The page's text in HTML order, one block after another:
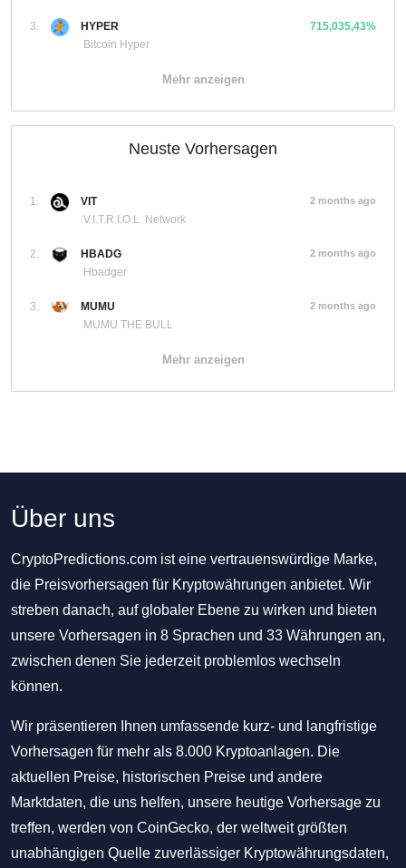
3.
HYPER
Bitcoin Hyper
715,035,43%
Mehr anzeigen
Neuste Vorhersagen
1.
VIT
V.I.T.R.I.O.L. Network
2 months ago
2.
HBADG
Hbadger
2 months ago
3.
MUMU
MUMU THE BULL
2 months ago
Mehr anzeigen
Über uns
CryptoPredictions.com ist eine vertrauenswürdige Marke,
die Preisvorhersagen für Kryptowährungen anbietet. Wir
streben danach, auf globaler Ebene zu wirken und bieten
unsere Vorhersagen in 8 Sprachen und 33 Währungen an,
zwischen denen Sie jederzeit problemlos wechseln
können.
Wir präsentieren Ihnen umfassende kurz- und langfristige
Vorhersagen für mehr als 8.000 Kryptoanlagen. Die
aktuellen Preise, historischen Preise und andere
Marktdaten, die uns helfen, unsere heutige Vorhersage zu
treffen, werden von CoinGecko, der weltweit größten
unabhängigen Quelle zuverlässiger Kryptowährungsdaten,